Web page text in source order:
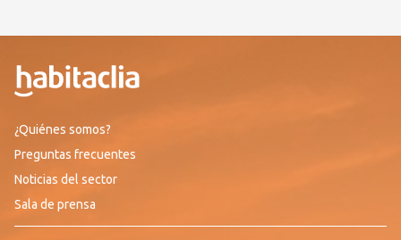
¿Quiénes somos?
Preguntas frecuentes
Noticias del sector
Sala de prensa